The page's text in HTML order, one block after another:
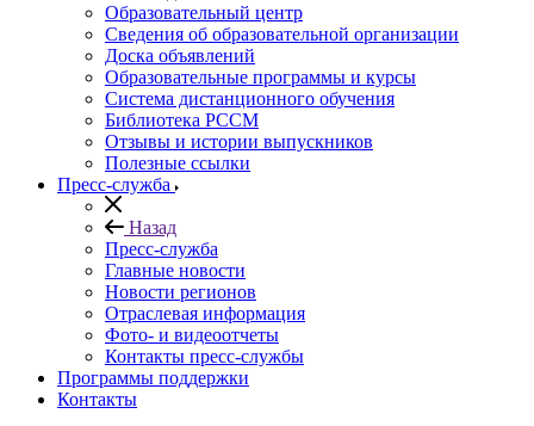
Образовательный центр
Сведения об образовательной организации
Доска объявлений
Образовательные программы и курсы
Система дистанционного обучения
Библиотека РССМ
Отзывы и истории выпускников
Полезные ссылки
Пресс-служба
Назад
Пресс-служба
Главные новости
Новости регионов
Отраслевая информация
Фото- и видеоотчеты
Контакты пресс-службы
Программы поддержки
Контакты